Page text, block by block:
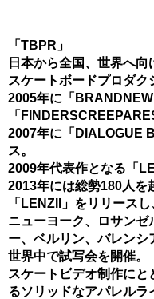
「TBPR」
日本から全国、世界へ向
スケートボードプロダク
2005年に「
「
2007年に「DIALOGUE
ス。
2009年代表作となる「
2013年には総勢180人を
「LENZII」をリリース
ニューヨーク、ロサンゼ
ー、ベルリン、バレンシ
世界中で試写会を開催。
スケートビデオ制作に
るソリッドなアパレルラ